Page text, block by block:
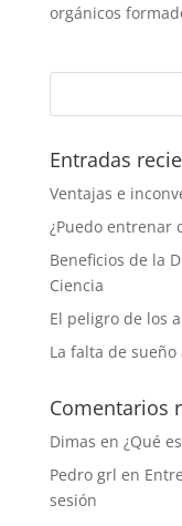
orgánicos
Entradas
Ventajas e
¿Puedo entrenar
Beneficios de la
Ciencia
El peligro de los
La falta de
Comentarios
Dimas en ¿Qué
Pedro grl en
sesión